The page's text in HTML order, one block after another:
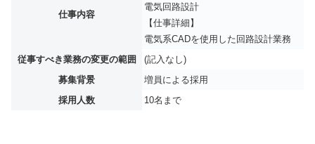
仕事内容
電気回路設計
【仕事詳細】
電気系CADを使用した回路設計業務
従事すべき業務の変更の範囲
(記入なし)
募集背景
増員による採用
採用人数
10名まで